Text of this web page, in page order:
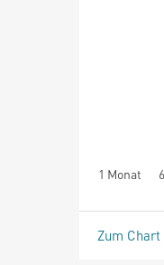
1 Monat
seit Beginn
Zum Chart